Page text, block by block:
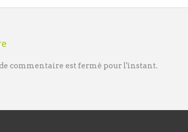
commentaire est fermé pour l'instant.